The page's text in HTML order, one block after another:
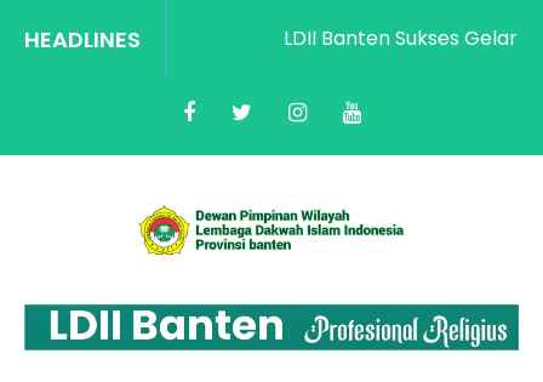
HEADLINES LDII Banten Sukses Gelar